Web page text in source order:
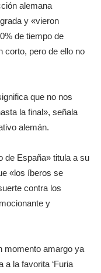
alemana
y «vieron
de tiempo de
corto, pero de ello no
que no nos
la final», señala
alemán.
de España» titula a su
«los íberos se
contra los
y
momento amargo ya
a la favorita ‘Furia